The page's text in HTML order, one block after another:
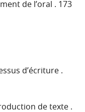
de l’oral . 173
d’écriture .
de texte .